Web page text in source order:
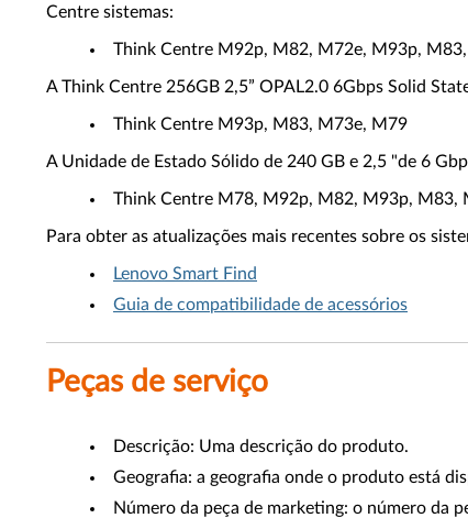
Centre sistemas:
Think Centre M92p, M82, M72e, M93p,
A Think Centre 256GB 2,5” OPAL2.0 6Gbps Solid
Think Centre M93p, M83, M73e, M79
A Unidade de Estado Sólido de 240 GB e 2,5 "de 6
Think Centre M78, M92p, M82, M93p, M83,
Para obter as atualizações mais recentes sobre os
Lenovo Smart Find
Guia de compatibilidade de acessórios
Peças de serviço
Descrição: Uma descrição do produto.
Geografia: a geografia onde o produto está
Número da peça de marketing: o número da